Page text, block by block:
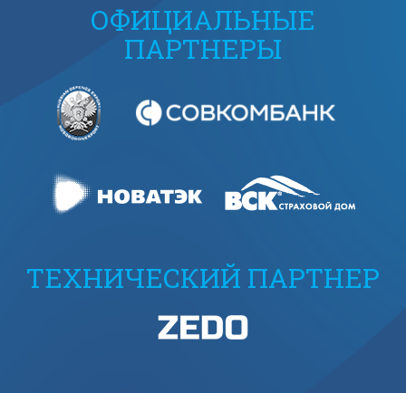
ОФИЦИАЛЬНЫЕ
ПАРТНЕРЫ
ТЕХНИЧЕСКИЙ ПАРТНЕР